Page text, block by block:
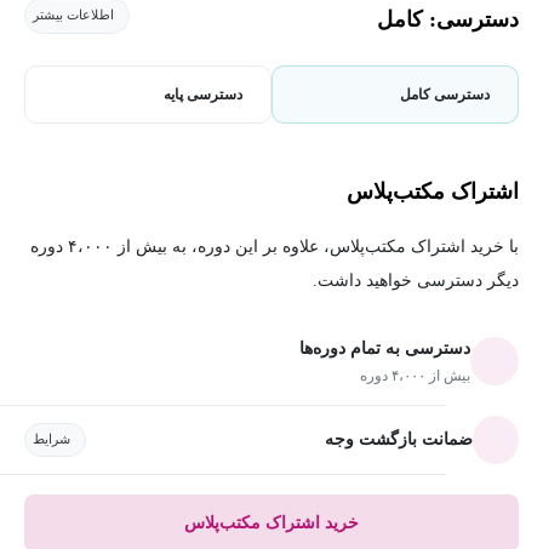
دسترسی: کامل اطلاعات بیشتر
دسترسی کامل دسترسی پایه
اشتراک مکتب‌پلاس
با خرید اشتراک مکتب‌پلاس، علاوه بر این دوره، به بیش از ۴،۰۰۰ دوره
دیگر دسترسی خواهید داشت.
دسترسی به تمام دوره‌ها
بیش از ۴،۰۰۰ دوره
ضمانت بازگشت وجه شرایط
خرید اشتراک مکتب‌پلاس